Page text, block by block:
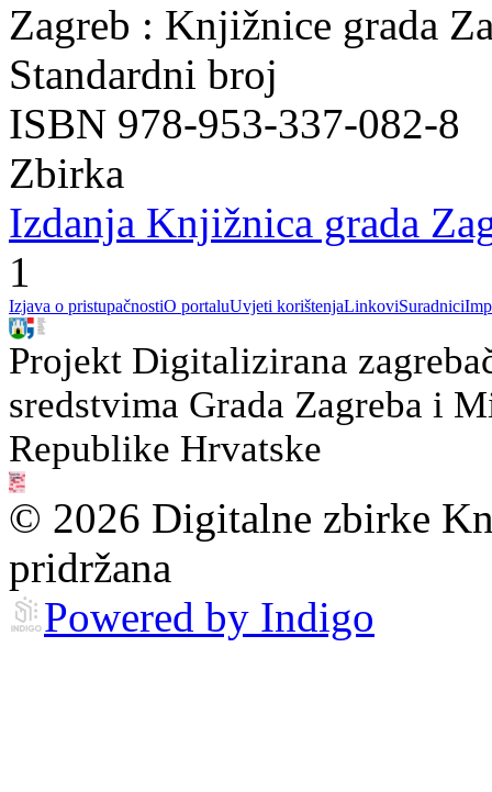
Zagreb : Knjižnice grada
Standardni broj
ISBN 978-953-337-082-8
Zbirka
Izdanja Knjižnica grada
1
Izjava o pristupačnostiO portaluUvjeti korištenjaLinkoviSuradnici
Projekt Digitalizirana
sredstvima Grada Zagreba i
Republike Hrvatske
© 2026 Digitalne zbirke
pridržana
Powered by Indigo